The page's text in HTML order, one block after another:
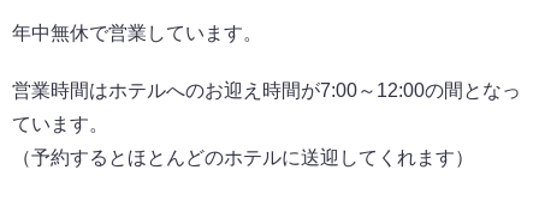
年中無休で営業しています。
営業時間はホテルへのお迎え時間が7:00～12:00の間となっ
ています。
（予約するとほとんどのホテルに送迎してくれます）